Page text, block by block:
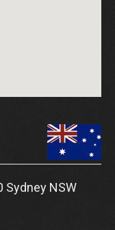
Sydney NSW